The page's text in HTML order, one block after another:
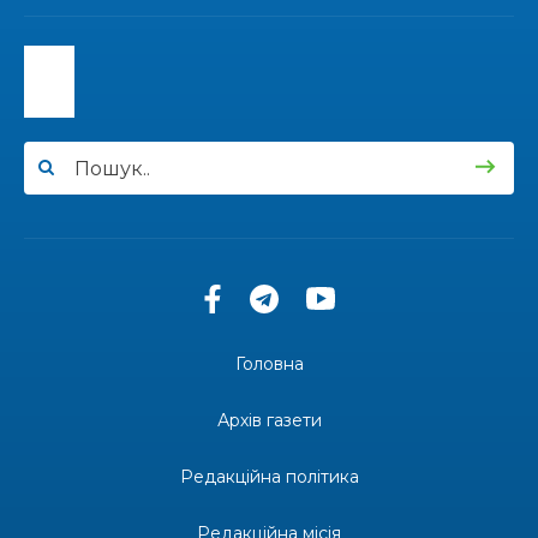
31 лип
15:24
31 лип
“Серпневі свята” – Клуб з народознавства
Юні мешканці Бахмутської громади у Харкові
долучилися до проєкту «Радість у дитячих
територіальної громади
«Дві музи» у Рівному: свято краси, мистецтва
Головна
Архів газети
Редакційна політика
Редакційна місія